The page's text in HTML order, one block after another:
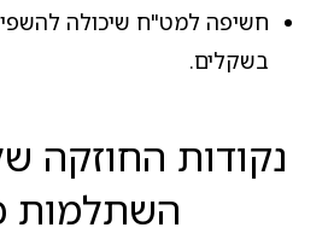
חשיפה למט"ח שיכולה
בשקלים.
נקודות החוזקה
השתלמות